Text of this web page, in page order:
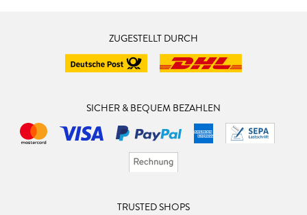
ZUGESTELLT DURCH
SICHER & BEQUEM BEZAHLEN
TRUSTED SHOPS